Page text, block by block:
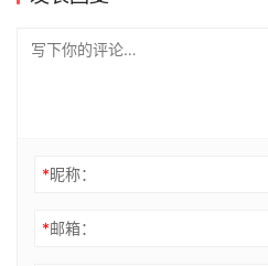
*昵称：
*邮箱：